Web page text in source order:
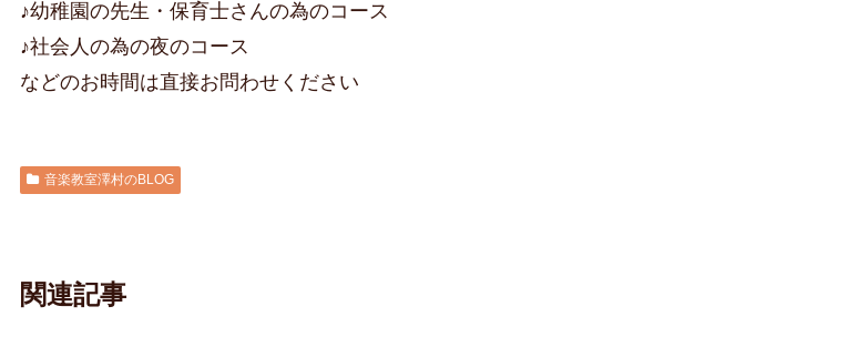
♪幼稚園の先生・保育士さんの為のコース
♪社会人の為の夜のコース
などのお時間は直接お問わせください
音楽教室澤村のBLOG
関連記事